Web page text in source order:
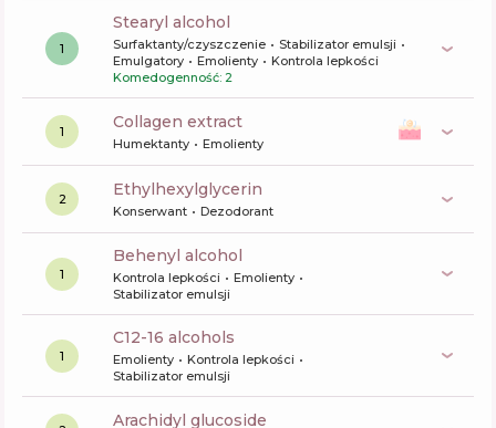
1
stearyl alcohol
Surfaktanty/czyszczenie
Stabilizator emulsji
Emulgatory
Emolienty
Kontrola lepkości
Komedogenność: 2
1 collagen extract
Humektanty Emolienty
2 ethylhexylglycerin
Konserwant Dezodorant
1
behenyl alcohol
Kontrola lepkości
Emolienty
Stabilizator emulsji
1
c12-16 alcohols
Emolienty
Kontrola lepkości
Stabilizator emulsji
arachidyl glucoside